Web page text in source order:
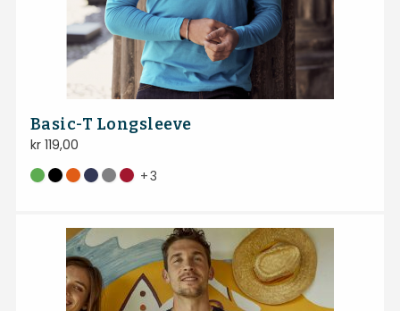
Basic-T Longsleeve
kr119,00
+3